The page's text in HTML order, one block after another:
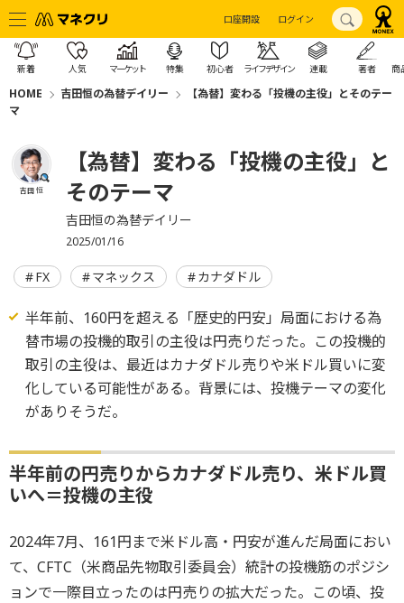
口座開設 ログイン
新着 人気 マーケット 特集 初心者 ライフデザイン 連載 著者 商
HOME 吉田恒の為替デイリー
【為替】変わる「投機の主役」とそのテー
マ
吉田 恒
【為替】変わる「投機の主役」と
そのテーマ
吉田恒の為替デイリー
2025/01/16
FX マネックス カナダドル
半年前、160円を超える「歴史的円安」局面における為
替市場の投機的取引の主役は円売りだった。この投機的
取引の主役は、最近はカナダドル売りや米ドル買いに変
化している可能性がある。背景には、投機テーマの変化
がありそうだ。
半年前の円売りからカナダドル売り、米ドル買
いへ＝投機の主役
2024年7月、161円まで米ドル高・円安が進んだ局面におい
て、CFTC（米商品先物取引委員会）統計の投機筋のポジシ
ョンで一際目立ったのは円売りの拡大だった。この頃、投